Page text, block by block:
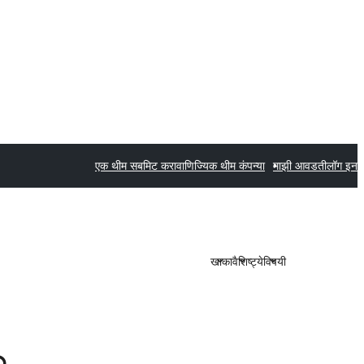
एक थीम सबमिट करावाणिज्यिक थीम कंपन्या माझी आवडतीलॉग इन
खाकावैशिष्ट्येविषयी